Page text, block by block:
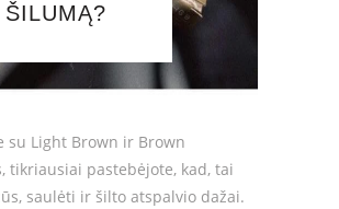
ŠILUMĄ?
su Light Brown ir Brown
tikriausiai pastebėjote, kad, tai
saulėti ir šilto atspalvio dažai.